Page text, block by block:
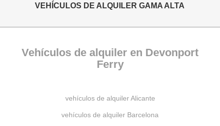
VEHÍCULOS DE ALQUILER GAMA ALTA
Vehículos de alquiler en Devonport
Ferry
vehículos de alquiler Alicante
vehículos de alquiler Barcelona